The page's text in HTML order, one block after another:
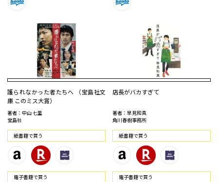
護られなかった者たちへ （宝島社文
庫 このミス大賞）
著者：中山 七里
宝島社
紙書籍で買う
電⼦書籍で買う
店長がバカすぎて
著者：早見和真
角川春樹事務所
紙書籍で買う
電⼦書籍で買う